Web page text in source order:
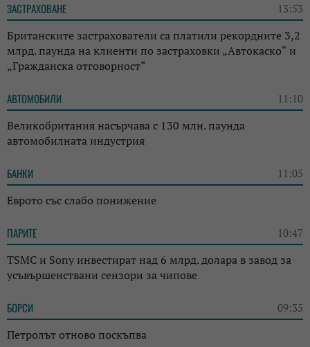
ЗАСТРАХОВАНЕ 13:53
Британските застрахователи са платили рекордните 3,2
млрд. паунда на клиенти по застраховки „Автокаско“ и
„Гражданска отговорност“
АВТОМОБИЛИ 11:10
Великобритания насърчава с 130 млн. паунда
автомобилната индустрия
БАНКИ 11:05
Еврото със слабо понижение
ПАРИТЕ 10:47
TSMC и Sony инвестират над 6 млрд. долара в завод за
усъвършенствани сензори за чипове
БОРСИ 09:35
Петролът отново поскъпва